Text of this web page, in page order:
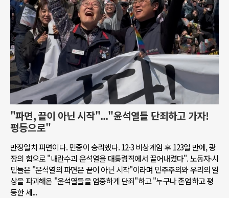
"파면, 끝이 아닌 시작"..."윤석열들 단죄하고 가자!
평등으로"
만장일치 파면이다. 민중이 승리했다. 12·3 비상계엄 후 123일 만에, 광
장의 힘으로 "내란수괴 윤석열을 대통령직에서 끌어내렸다". 노동자∙시
민들은 "윤석열의 파면은 끝이 아닌 시작"이라며 민주주의와 우리의 일
상을 파괴해온 "윤석열들을 엄중하게 단죄"하고 "누구나 존엄하고 평
등한 세...